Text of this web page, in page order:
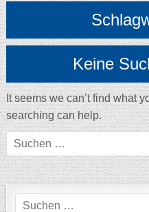
Keine
It seems we can’t find what
searching can help.
Suchen
nach:
Suchen